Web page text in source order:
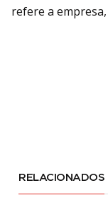
refere a
RELACIONADOS